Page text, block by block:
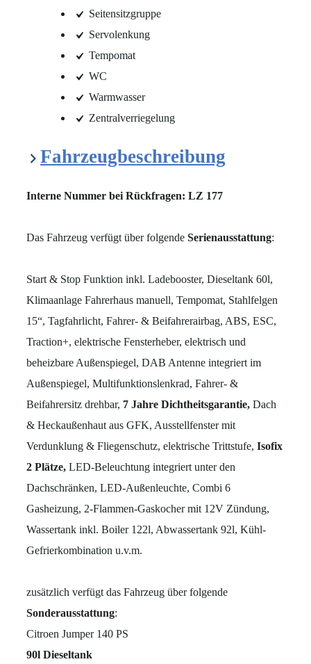
Seitensitzgruppe
Servolenkung
Tempomat
WC
Warmwasser
Zentralverriegelung
Fahrzeugbeschreibung
Interne Nummer bei Rückfragen: LZ 177
Das Fahrzeug verfügt über folgende Serienausstattung:
Start & Stop Funktion inkl. Ladebooster, Dieseltank 60l,
Klimaanlage Fahrerhaus manuell, Tempomat, Stahlfelgen
15“, Tagfahrlicht, Fahrer- & Beifahrerairbag, ABS, ESC,
Traction+, elektrische Fensterheber, elektrisch und
beheizbare Außenspiegel, DAB Antenne integriert im
Außenspiegel, Multifunktionslenkrad, Fahrer- &
Beifahrersitz drehbar, 7 Jahre Dichtheitsgarantie, Dach
& Heckaußenhaut aus GFK, Ausstellfenster mit
Verdunklung & Fliegenschutz, elektrische Trittstufe, Isofix
2 Plätze, LED-Beleuchtung integriert unter den
Dachschränken, LED-Außenleuchte, Combi 6
Gasheizung, 2-Flammen-Gaskocher mit 12V Zündung,
Wassertank inkl. Boiler 122l, Abwassertank 92l, Kühl-
Gefrierkombination u.v.m.
zusätzlich verfügt das Fahrzeug über folgende
Sonderausstattung:
Citroen Jumper 140 PS
90l Dieseltank